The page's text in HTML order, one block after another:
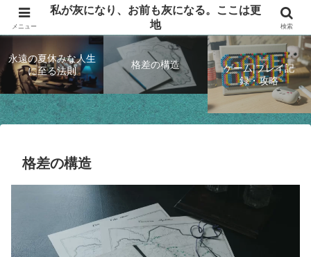
思索して、ゲームするブログ
永遠の夏休みな人生
に至る法則
格差の構造
ゲーム|プレイ記
録・攻略
格差の構造
メニュー
私が灰になり、お前も灰になる。ここは更
地
検索